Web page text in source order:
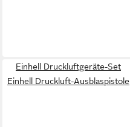
Einhell Druckluftgeräte-Set
Einhell Druckluft-Ausblaspistole